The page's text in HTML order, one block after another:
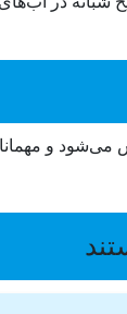
می‌شود و